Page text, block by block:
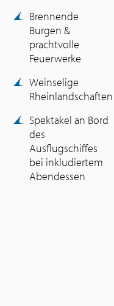
Brennende
Burgen &
prachtvolle
Feuerwerke
Weinselige
Rheinlandschaften
Spektakel an Bord
des
Ausflugschiffes
bei inkludiertem
Abendessen